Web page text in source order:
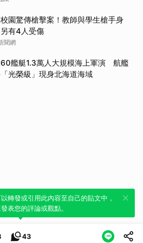
園驚傳槍擊案！教師與學生槍手身
有4人受傷
聞網
艦艇1.3萬人大規模海上軍演 航艦
光榮級」現身北海道海域
驗！一鍵引用此內容，透過發布貼
鬆表達個人立場。
43
轉發或引用此內容至自己的貼文中，
表您的評論或觀點。